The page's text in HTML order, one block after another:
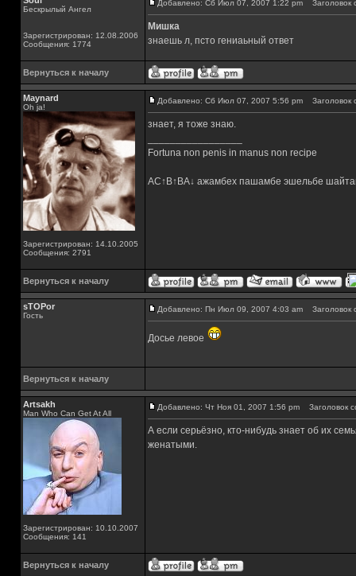
Бескрылый Ангел
Зарегистрирован: 12.08.2006
Сообщения: 1774
Добавлено: Сб Июл 07, 2007 1:22 pm Заголовок
Мишка
знаешь л, псто гениаьный ответ
Вернуться к началу
Maynard
Oh ja!
Зарегистрирован: 14.10.2005
Сообщения: 2791
Добавлено: Сб Июл 07, 2007 5:56 pm Заголовок
знает, я тоже знаю.
Fortuna non penis in manus non recipe
AC↑B↑BA↓ ажамбех пашамбе эшельбе
Вернуться к началу
sTOPor
Гость
Добавлено: Пн Июл 09, 2007 4:03 am Заголовок
Досье левое
Вернуться к началу
Artsakh
Man Who Can Get At All
Зарегистрирован: 10.10.2007
Сообщения: 141
Добавлено: Чт Ноя 01, 2007 1:56 pm Заголовок
А если серьёзно, кто-нибудь знает об их
женатыми.
Вернуться к началу